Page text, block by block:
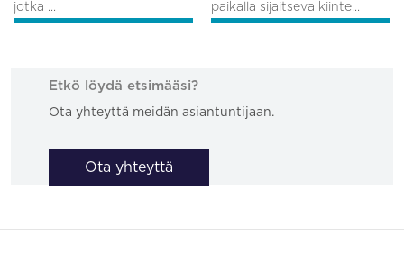
jotka ...
paikalla sijaitseva kiinte...
Etkö löydä etsimääsi?
Ota yhteyttä meidän asiantuntijaan.
Ota yhteyttä